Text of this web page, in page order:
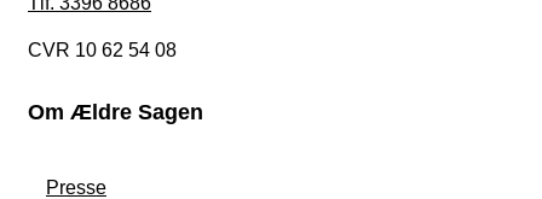
CVR 10 62 54 08
Om Ældre Sagen
Presse